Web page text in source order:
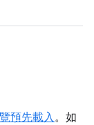
預先載入。如